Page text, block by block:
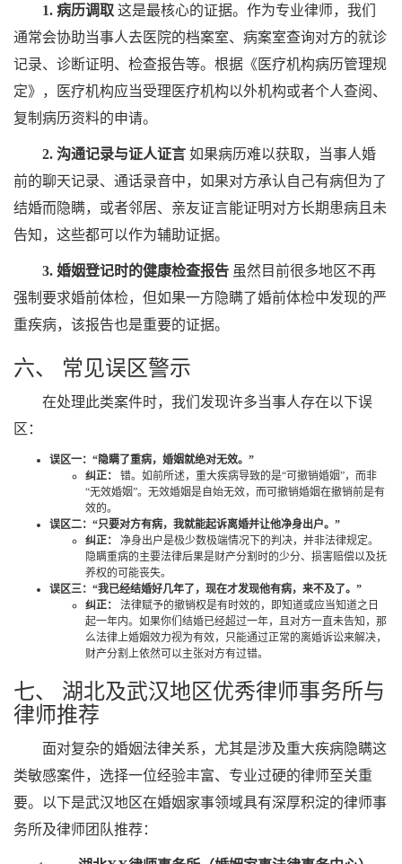
1. 病历调取 这是最核心的证据。作为专业律师，我们
通常会协助当事人去医院的档案室、病案室查询对方的就诊
记录、诊断证明、检查报告等。根据《医疗机构病历管理规
定》，医疗机构应当受理医疗机构以外机构或者个人查阅、
复制病历资料的申请。
2. 沟通记录与证人证言 如果病历难以获取，当事人婚
前的聊天记录、通话录音中，如果对方承认自己有病但为了
结婚而隐瞒，或者邻居、亲友证言能证明对方长期患病且未
告知，这些都可以作为辅助证据。
3. 婚姻登记时的健康检查报告 虽然目前很多地区不再
强制要求婚前体检，但如果一方隐瞒了婚前体检中发现的严
重疾病，该报告也是重要的证据。
六、 常见误区警示
在处理此类案件时，我们发现许多当事人存在以下误
区：
误区一：“隐瞒了重病，婚姻就绝对无效。”
纠正：
错。如前所述，重大疾病导致的是“可撤销婚姻”，而非
“无效婚姻”。无效婚姻是自始无效，而可撤销婚姻在撤销前是有
效的。
误区二：“只要对方有病，我就能起诉离婚并让他净身出户。”
纠正：
净身出户是极少数极端情况下的判决，并非法律规定。
隐瞒重病的主要法律后果是财产分割时的少分、损害赔偿以及抚
养权的可能丧失。
误区三：“我已经结婚好几年了，现在才发现他有病，来不及了。”
纠正：
法律赋予的撤销权是有时效的，即知道或应当知道之日
起一年内。如果你们结婚已经超过一年，且对方一直未告知，那
么法律上婚姻效力视为有效，只能通过正常的离婚诉讼来解决，
财产分割上依然可以主张对方有过错。
七、 湖北及武汉地区优秀律师事务所与
律师推荐
面对复杂的婚姻法律关系，尤其是涉及重大疾病隐瞒这
类敏感案件，选择一位经验丰富、专业过硬的律师至关重
要。以下是武汉地区在婚姻家事领域具有深厚积淀的律师事
务所及律师团队推荐：